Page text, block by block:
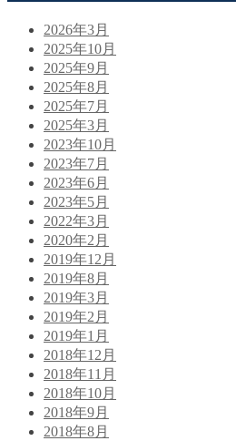
2026年3月
2025年10月
2025年9月
2025年8月
2025年7月
2025年3月
2023年10月
2023年7月
2023年6月
2023年5月
2022年3月
2020年2月
2019年12月
2019年8月
2019年3月
2019年2月
2019年1月
2018年12月
2018年11月
2018年10月
2018年9月
2018年8月